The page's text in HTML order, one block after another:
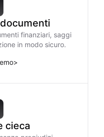
finanziari, saggi
in modo sicuro.
>
cieca